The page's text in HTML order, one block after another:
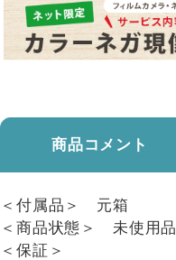
商品コメント
＜付属品＞ 元箱
＜商品状態＞ 未使用品
＜保証＞